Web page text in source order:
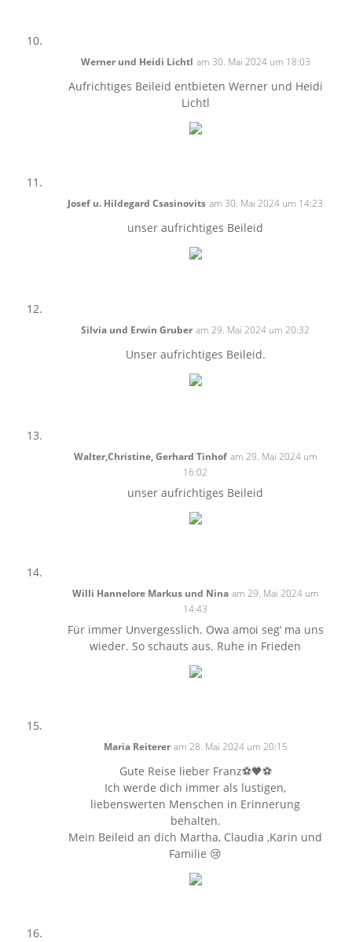
Werner und Heidi Lichtl am 30. Mai 2024 um 18:03
Aufrichtiges Beileid entbieten Werner und Heidi
Lichtl
Josef u. Hildegard Csasinovits am 30. Mai 2024 um 14:23
unser aufrichtiges Beileid
Silvia und Erwin Gruber am 29. Mai 2024 um 20:32
Unser aufrichtiges Beileid.
Walter,Christine, Gerhard Tinhof am 29. Mai 2024 um
16:02
unser aufrichtiges Beileid
Willi Hannelore Markus und Nina am 29. Mai 2024 um
14:43
Für immer Unvergesslich. Owa amoi seg‘ ma uns
wieder. So schauts aus. Ruhe in Frieden
Maria Reiterer am 28. Mai 2024 um 20:15
Gute Reise lieber Franz⚽️🖤⚽️
Ich werde dich immer als lustigen,
liebenswerten Menschen in Erinnerung
behalten.
Mein Beileid an dich Martha, Claudia ,Karin und
Familie 😢